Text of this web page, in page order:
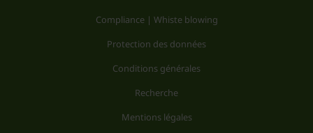
Compliance | Whiste blowing
Protection des données
Conditions générales
Recherche
Mentions légales